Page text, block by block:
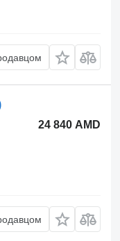
24 840 AMD